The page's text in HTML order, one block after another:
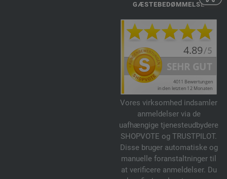
GÆSTEBEDØMMELSE
Vores virksomhed indsamler
anmeldelser via de
uafhængige tjenesteudbydere
SHOPVOTE og TRUSTPILOT.
Disse bruger automatiske og
manuelle foranstaltninger til
at verificere anmeldelser. Du